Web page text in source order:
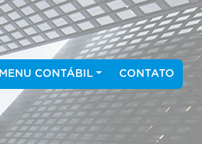
MENU CONTÁBIL CONTATO